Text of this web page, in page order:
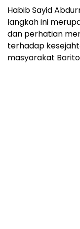
Habib Sayid
langkah ini
dan perhatian
terhadap
masyarakat